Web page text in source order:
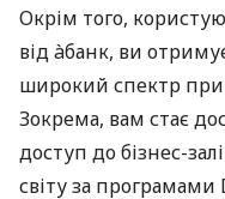
Окрім того,
від àбанк, ви
широкий спектр
Зокрема, вам стає
доступ до бізнес-
світу за програмами